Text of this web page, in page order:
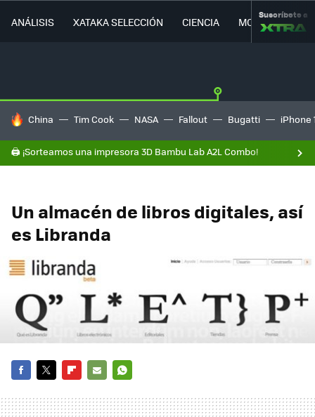
ANÁLISIS XATAKA SELECCIÓN CIENCIA MOVILIDAD
Suscríbete a
HOY SE HABLA DE
China Tim Cook NASA Fallout Bugatti iPhone
🖨️ ¡Sorteamos una impresora 3D Bambu Lab A2L Combo!
Un almacén de libros digitales, así
es Libranda
MAIL